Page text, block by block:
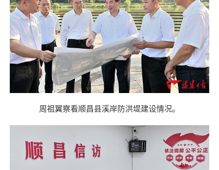
周祖翼察看顺昌县溪岸防洪堤建设情况。